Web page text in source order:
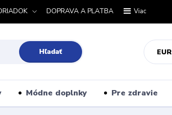
DOPRAVA A PLATBA Viac
EUR
Hľadať
Módne doplnky Pre zdravie